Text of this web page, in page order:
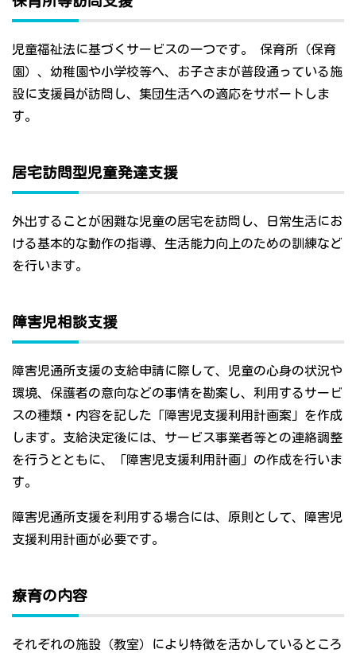
児童福祉法に基づくサービスの一つです。 保育所（保育
園）、幼稚園や小学校等へ、お子さまが普段通っている施
設に支援員が訪問し、集団生活への適応をサポートしま
す。
居宅訪問型児童発達支援
外出することが困難な児童の居宅を訪問し、日常生活にお
ける基本的な動作の指導、生活能力向上のための訓練など
を行います。
障害児相談支援
障害児通所支援の支給申請に際して、児童の心身の状況や
環境、保護者の意向などの事情を勘案し、利用するサービ
スの種類・内容を記した「障害児支援利用計画案」を作成
します。支給決定後には、サービス事業者等との連絡調整
を行うとともに、「障害児支援利用計画」の作成を行いま
す。
障害児通所支援を利用する場合には、原則として、障害児
支援利用計画が必要です。
療育の内容
それぞれの施設（教室）により特徴を活かしているところ